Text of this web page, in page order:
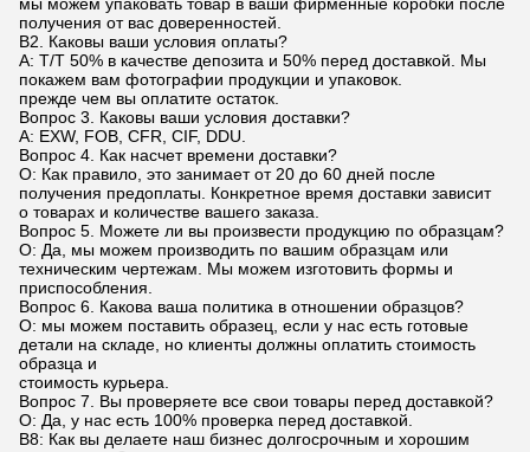
получения от вас доверенностей.
В2. Каковы ваши условия оплаты?
A: T/T 50% в качестве депозита и 50% перед доставкой. Мы
покажем вам фотографии продукции и упаковок.
прежде чем вы оплатите остаток.
Вопрос 3. Каковы ваши условия доставки?
А: EXW, FOB, CFR, CIF, DDU.
Вопрос 4. Как насчет времени доставки?
О: Как правило, это занимает от 20 до 60 дней после
получения предоплаты. Конкретное время доставки зависит
о товарах и количестве вашего заказа.
Вопрос 5. Можете ли вы произвести продукцию по образцам?
О: Да, мы можем производить по вашим образцам или
техническим чертежам. Мы можем изготовить формы и
приспособления.
Вопрос 6. Какова ваша политика в отношении образцов?
О: мы можем поставить образец, если у нас есть готовые
детали на складе, но клиенты должны оплатить стоимость
образца и
стоимость курьера.
Вопрос 7. Вы проверяете все свои товары перед доставкой?
О: Да, у нас есть 100% проверка перед доставкой.
В8: Как вы делаете наш бизнес долгосрочным и хорошим